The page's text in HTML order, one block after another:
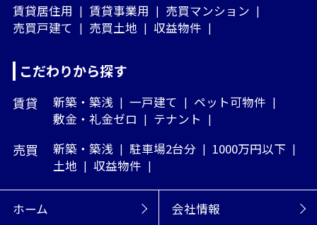
賃貸居住用 賃貸事業用
売買マンション
売買戸建て
売買土地 収益物件
こだわりから探す
賃貸 新築・築浅 一戸建て
ペット可物件
敷金・礼金ゼロ
テナント
売買 新築・築浅 駐車場2台分
1000万円以下
土地
収益物件
ホーム 会社情報